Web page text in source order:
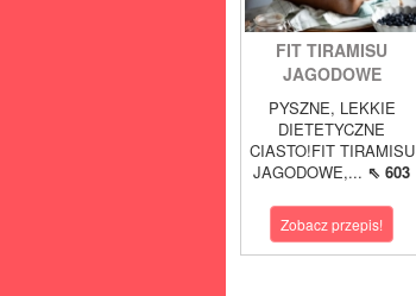
FIT TIRAMISU
JAGODOWE
PYSZNE, LEKKIE
DIETETYCZNE
CIASTO!FIT TIRAMISU
JAGODOWE,... ⇖ 603
Zobacz przepis!